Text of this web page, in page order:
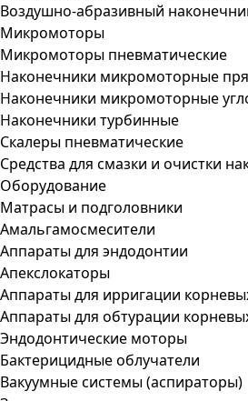
Воздушно-абразивный
Микромоторы
Микромоторы пневматические
Наконечники микромоторные
Наконечники микромоторные
Наконечники турбинные
Скалеры пневматические
Средства для смазки и очистки
Оборудование
Матрасы и подголовники
Амальгамосмесители
Аппараты для эндодонтии
Апекслокаторы
Аппараты для ирригации
Аппараты для обтурации
Эндодонтические моторы
Бактерицидные облучатели
Вакуумные системы (аспираторы)